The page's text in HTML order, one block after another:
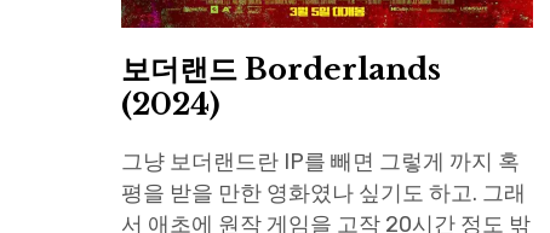
보더랜드 Borderlands
(2024)
그냥 보더랜드란 IP를 빼면 그렇게 까지 혹
평을 받을 만한 영화였나 싶기도 하고. 그래
서 애초에 원작 게임을 고작 20시간 정도 밖